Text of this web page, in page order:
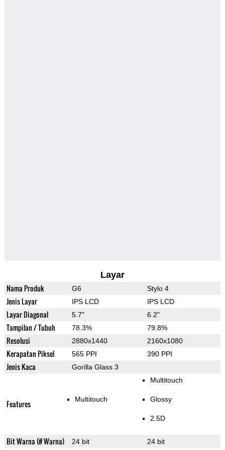
Layar
Nama Produk G6 Stylo 4
Jenis Layar IPS LCD IPS LCD
Layar Diagonal 5.7" 6.2"
Tampilan / Tubuh 78.3% 79.8%
Resolusi 2880x1440 2160x1080
Kerapatan Piksel 565 PPI 390 PPI
Jenis Kaca Gorilla Glass 3
Features Multitouch
Multitouch
Glossy
2.5D
Bit Warna (# Warna) 24 bit 24 bit